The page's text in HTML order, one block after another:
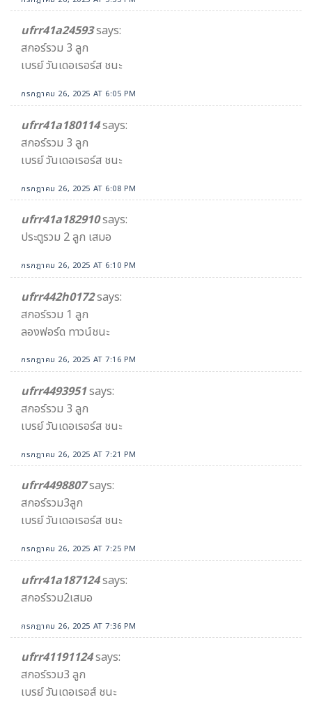
ufrr41a24593says:
สกอร์รวม 3 ลูก
เบรย์ วันเดอเรอร์ส ชนะ
กรกฎาคม 26, 2025 AT 6:05 PM
ufrr41a180114says:
สกอร์รวม 3 ลูก
เบรย์ วันเดอเรอร์ส ชนะ
กรกฎาคม 26, 2025 AT 6:08 PM
ufrr41a182910says:
ประตูรวม 2 ลูก เสมอ
กรกฎาคม 26, 2025 AT 6:10 PM
ufrr442h0172says:
สกอร์รวม 1 ลูก
ลองฟอร์ด ทาวน์ชนะ
กรกฎาคม 26, 2025 AT 7:16 PM
ufrr4493951says:
สกอร์รวม 3 ลูก
เบรย์ วันเดอเรอร์ส ชนะ
กรกฎาคม 26, 2025 AT 7:21 PM
ufrr4498807says:
สกอร์รวม3ลูก
เบรย์ วันเดอเรอร์ส ชนะ
กรกฎาคม 26, 2025 AT 7:25 PM
ufrr41a187124says:
สกอร์รวม2เสมอ
กรกฎาคม 26, 2025 AT 7:36 PM
ufrr41191124says:
สกอร์รวม3 ลูก
เบรย์ วันเดอเรอส์ ชนะ